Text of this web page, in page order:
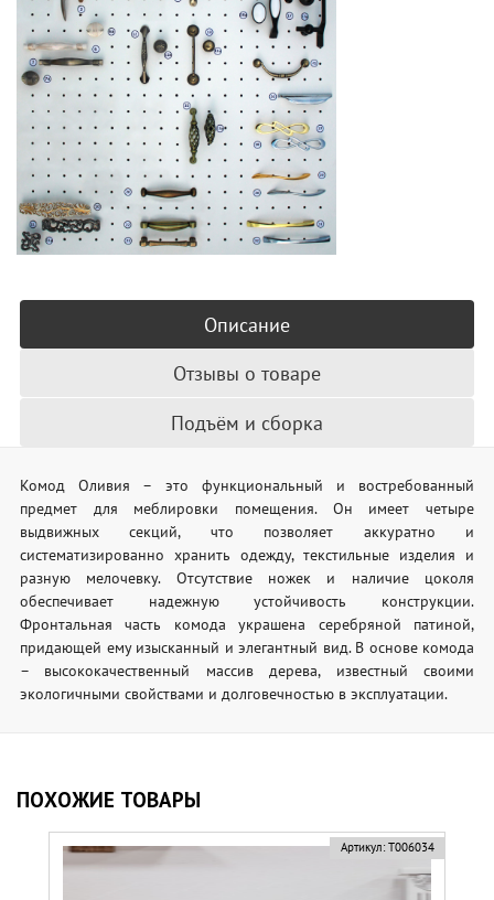
Описание
Отзывы о товаре
Подъём и сборка
Комод Оливия – это функциональный и востребованный
предмет для меблировки помещения. Он имеет четыре
выдвижных секций, что позволяет аккуратно и
систематизированно хранить одежду, текстильные изделия и
разную мелочевку. Отсутствие ножек и наличие цоколя
обеспечивает надежную устойчивость конструкции.
Фронтальная часть комода украшена серебряной патиной,
придающей ему изысканный и элегантный вид. В основе комода
– высококачественный массив дерева, известный своими
экологичными свойствами и долговечностью в эксплуатации.
ПОХОЖИЕ ТОВАРЫ
Артикул: Т006034